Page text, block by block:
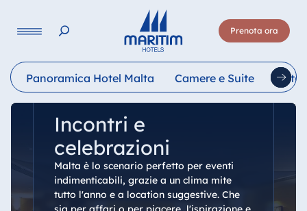
Prenota ora
Panoramica Hotel Malta Camere e Suite
Incontri e
celebrazioni
Malta è lo scenario perfetto per eventi
indimenticabili, grazie a un clima mite
tutto l'anno e a location suggestive. Che